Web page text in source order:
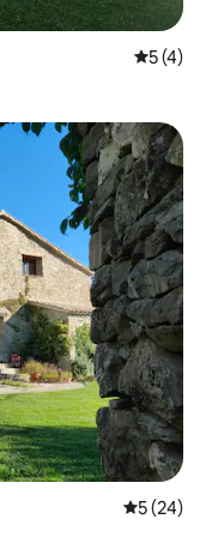
5 (4)
5 (24)